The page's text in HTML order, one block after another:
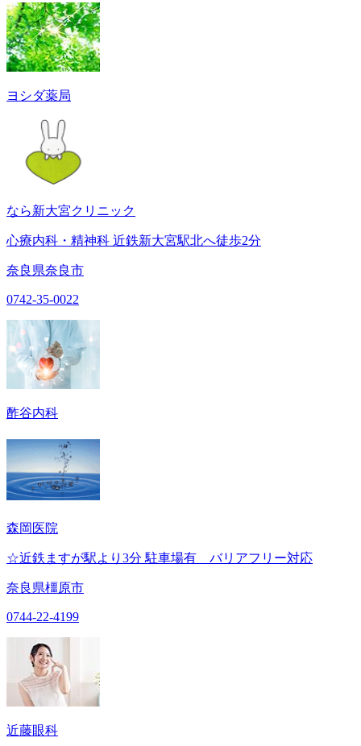
ヨシダ薬局
なら新大宮クリニック
心療内科・精神科 近鉄新大宮駅北へ徒歩2分
奈良県奈良市
0742-35-0022
酢谷内科
森岡医院
☆近鉄ますが駅より3分 駐車場有 バリアフリー対応
奈良県橿原市
0744-22-4199
近藤眼科